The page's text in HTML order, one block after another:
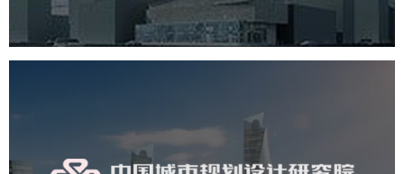
中国城市规划设计研究院